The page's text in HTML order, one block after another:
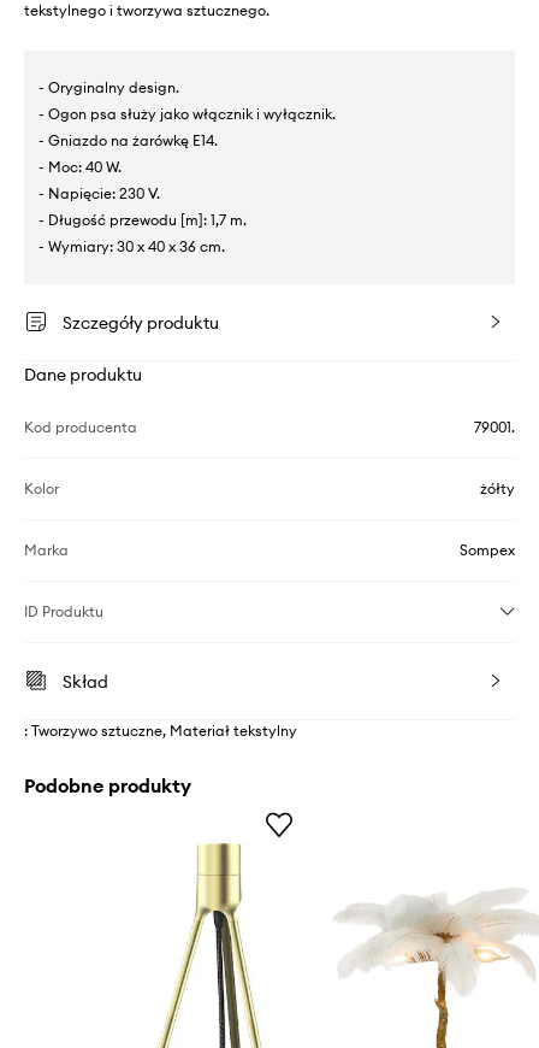
tekstylnego i tworzywa sztucznego.
- Oryginalny design.
- Ogon psa służy jako włącznik i wyłącznik.
- Gniazdo na żarówkę E14.
- Moc: 40 W.
- Napięcie: 230 V.
- Długość przewodu [m]: 1,7 m.
- Wymiary: 30 x 40 x 36 cm.
Szczegóły produktu
Dane produktu
Kod producenta 79001.
Kolor żółty
Marka Sompex
ID Produktu
Skład
: Tworzywo sztuczne, Materiał tekstylny
Podobne produkty